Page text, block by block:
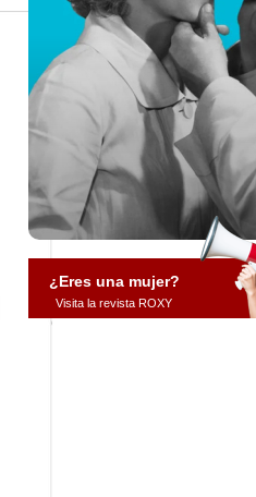
¿Eres una mujer?
Visita la revista ROXY